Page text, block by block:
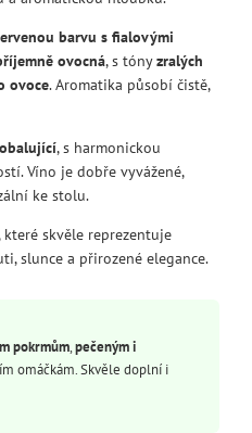
barvu s fialovými
ovocná, s tónyzralých
ovoce. Aromatika působí čistě,
, s harmonickou
Víno je dobře vyvážené,
ke stolu.
které skvěle reprezentuje
slunce a přirozené elegance.
pokrmům,pečeným i
omáčkám. Skvěle doplní i